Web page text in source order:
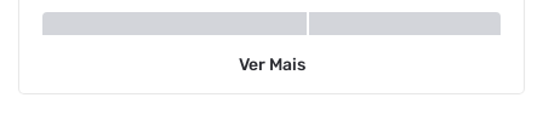
Ver Mais